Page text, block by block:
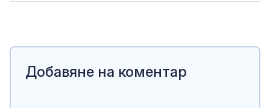
Добавяне на коментар